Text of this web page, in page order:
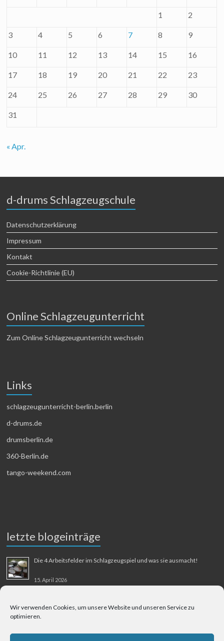
Wir verwenden Cookies, um unsere Website und unseren Service zu
optimieren.
1 2
3 4 5 6 7 8 9
10 11 12 13 14 15 16
17 18 19 20 21 22 23
24 25 26 27 28 29 30
31
« Apr.
d-drums Schlagzeugschule
Datenschutzerklärung
Impressum
Kontakt
Cookie-Richtlinie (EU)
Online Schlagzeugunterricht
Zum Online Schlagzeugunterricht wechseln
Links
schlagzeugunterricht-berlin.berlin
d-drums.de
drumsberlin.de
360-Berlin.de
tango-weekend.com
letzte blogeinträge
Die 4 Arbeitsfelder im Schlagzeugspiel und was sie ausmacht!
15. April 2026
31. August 2025